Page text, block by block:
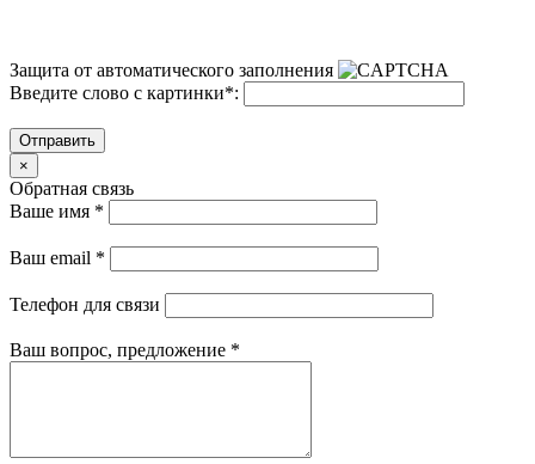
Защита от автоматического заполнения
Введите слово с картинки*:
Отправить
×
Обратная связь
Ваше имя *
Ваш email *
Телефон для связи
Ваш вопрос, предложение *